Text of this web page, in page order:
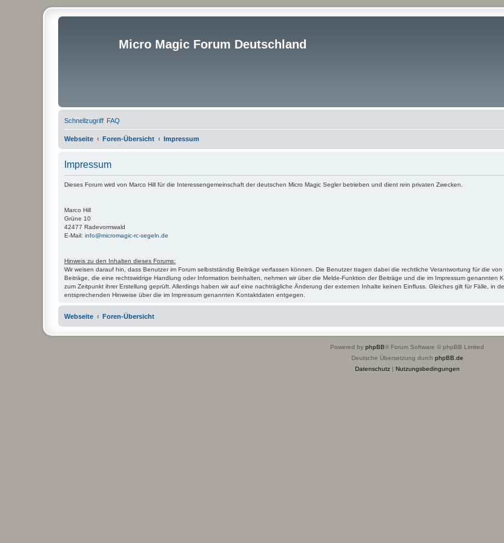
Micro Magic Forum Deutschland
Schnellzugriff FAQ
Webseite Foren-Übersicht Impressum
Impressum
Dieses Forum wird von Marco Hill für die Interessengemeinschaft der deutschen Micro Magic Segler betrieben und dient rein privaten Zwecken.
Marco Hill
Grüne 10
42477 Radevormwald
E-Mail: info@micromagic-rc-segeln.de
Hinweis zu den Inhalten dieses Forums:
Wir weisen darauf hin, dass Benutzer im Forum selbstständig Beiträge verfassen können. Die Benutzer tragen dabei die rechtliche Verantwortung für die
Beiträge, die eine rechtswidrige Handlung oder Information beinhalten, nehmen wir über die Melde-Funktion der Beiträge und die im Impressum
zum Zeitpunkt ihrer Erstellung geprüft. Allerdings haben wir auf eine nachträgliche Änderung der externen Inhalte keinen Einfluss. Gleiches gilt für Fälle, in
entsprechenden Hinweise über die im Impressum genannten Kontaktdaten entgegen.
Webseite Foren-Übersicht
Powered by phpBB® Forum Software © phpBB Limited
Deutsche Übersetzung durch phpBB.de
Datenschutz| Nutzungsbedingungen